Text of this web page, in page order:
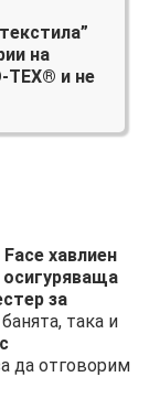
на
TEX® и не
хавлиен
осигуряваща
за
така и
да отговорим